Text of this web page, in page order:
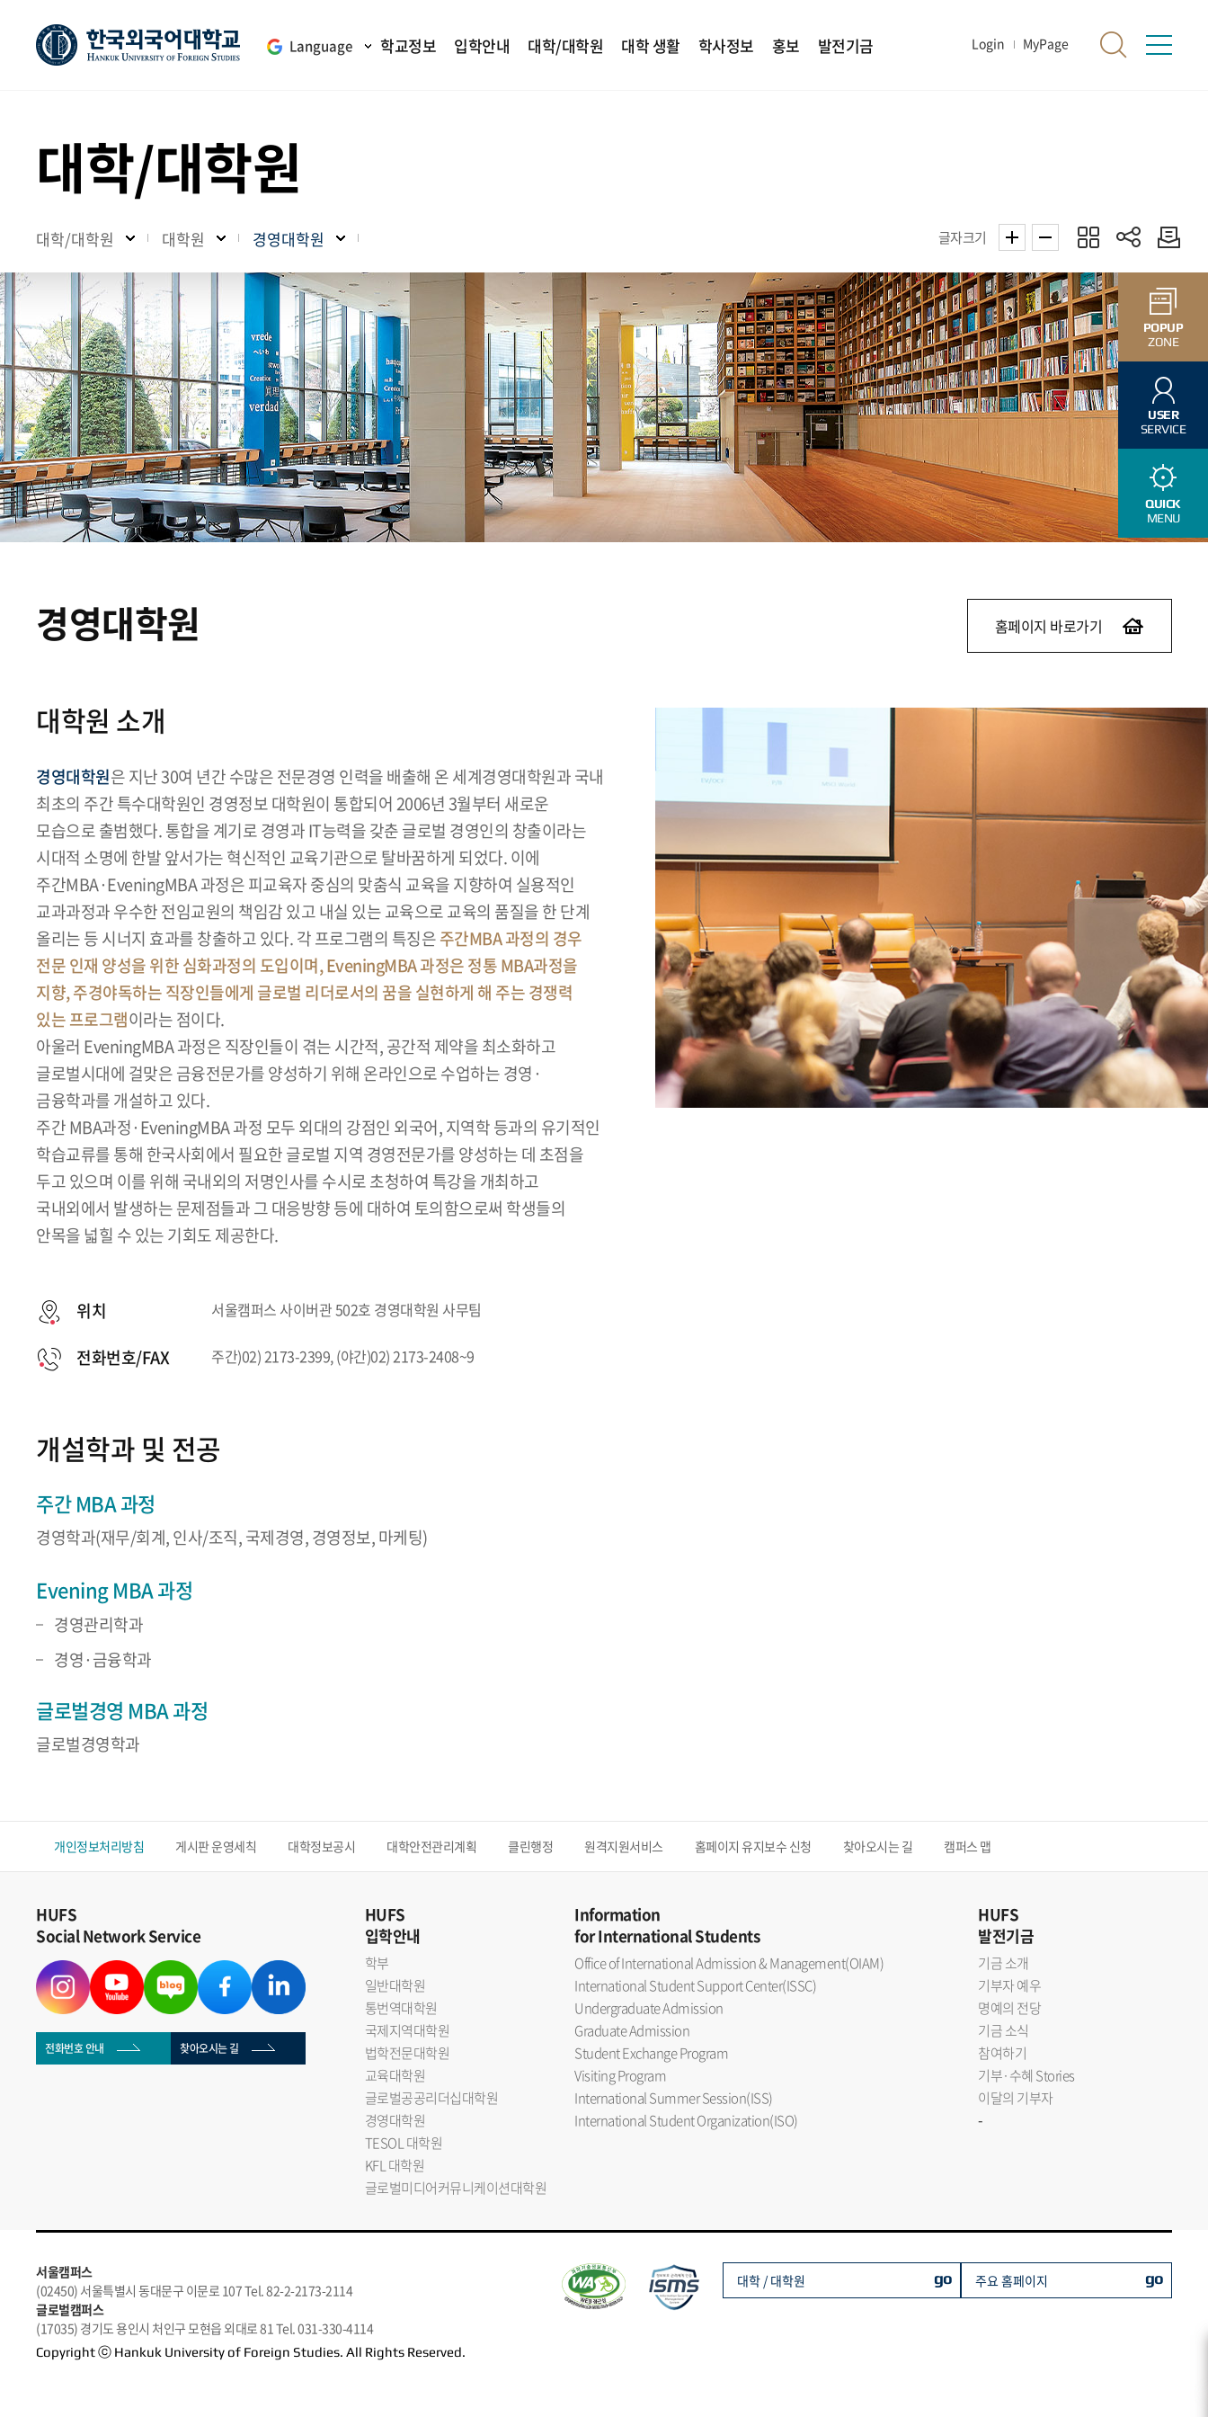
Language 학교정보 입학안내 대학/대학원 대학 생활 학사정보 홍보 발전기금 Login MyPage
대학/대학원
대학/대학원 대학원 경영대학원 글자크기
경영대학원 홈페이지 바로가기
대학원 소개
경영대학원은 지난 30여 년간 수많은 전문경영 인력을 배출해 온 세계경영대학원과 국내
최초의 주간 특수대학원인 경영정보 대학원이 통합되어 2006년 3월부터 새로운
모습으로 출범했다. 통합을 계기로 경영과 IT능력을 갖춘 글로벌 경영인의 창출이라는
시대적 소명에 한발 앞서가는 혁신적인 교육기관으로 탈바꿈하게 되었다. 이에
주간MBA·EveningMBA 과정은 피교육자 중심의 맞춤식 교육을 지향하여 실용적인
교과과정과 우수한 전임교원의 책임감 있고 내실 있는 교육으로 교육의 품질을 한 단계
올리는 등 시너지 효과를 창출하고 있다. 각 프로그램의 특징은주간MBA 과정의 경우
전문 인재 양성을 위한 심화과정의 도입이며, EveningMBA 과정은 정통 MBA과정을
지향, 주경야독하는 직장인들에게 글로벌 리더로서의 꿈을 실현하게 해 주는 경쟁력
있는 프로그램이라는 점이다.
아울러 EveningMBA 과정은 직장인들이 겪는 시간적, 공간적 제약을 최소화하고
글로벌시대에 걸맞은 금융전문가를 양성하기 위해 온라인으로 수업하는 경영·
금융학과를 개설하고 있다.
주간 MBA과정·EveningMBA 과정 모두 외대의 강점인 외국어, 지역학 등과의 유기적인
학습교류를 통해 한국사회에서 필요한 글로벌 지역 경영전문가를 양성하는 데 초점을
두고 있으며 이를 위해 국내외의 저명인사를 수시로 초청하여 특강을 개최하고
국내외에서 발생하는 문제점들과 그 대응방향 등에 대하여 토의함으로써 학생들의
안목을 넓힐 수 있는 기회도 제공한다.
위치 서울캠퍼스 사이버관 502호 경영대학원 사무팀
전화번호/FAX 주간)02) 2173-2399, (야간)02) 2173-2408~9
개설학과 및 전공
주간 MBA 과정
경영학과(재무/회계, 인사/조직, 국제경영, 경영정보, 마케팅)
Evening MBA 과정
경영관리학과
경영·금융학과
글로벌경영 MBA 과정
글로벌경영학과
개인정보처리방침 게시판 운영세칙 대학정보공시 대학안전관리계획 클린행정 원격지원서비스 홈페이지 유지보수 신청 찾아오시는 길 캠퍼스 맵
HUFS
Social Network Service
전화번호 안내 찾아오시는 길
HUFS
입학안내
학부
일반대학원
통번역대학원
국제지역대학원
법학전문대학원
교육대학원
글로벌공공리더십대학원
경영대학원
TESOL 대학원
KFL 대학원
글로벌미디어커뮤니케이션대학원
Information
for International Students
Office of International Admission & Management(OIAM)
International Student Support Center(ISSC)
Undergraduate Admission
Graduate Admission
Student Exchange Program
Visiting Program
International Summer Session(ISS)
International Student Organization(ISO)
HUFS
발전기금
기금 소개
기부자 예우
명예의 전당
기금 소식
참여하기
기부·수혜 Stories
이달의 기부자
-
서울캠퍼스
(02450) 서울특별시 동대문구 이문로 107 Tel. 82-2-2173-2114
글로벌캠퍼스
(17035) 경기도 용인시 처인구 모현읍 외대로 81 Tel. 031-330-4114
Copyright ⓒ Hankuk University of Foreign Studies. All Rights Reserved.
대학 / 대학원 go 주요 홈페이지 go
POPUP
ZONE
USER
SERVICE
QUICK
MENU